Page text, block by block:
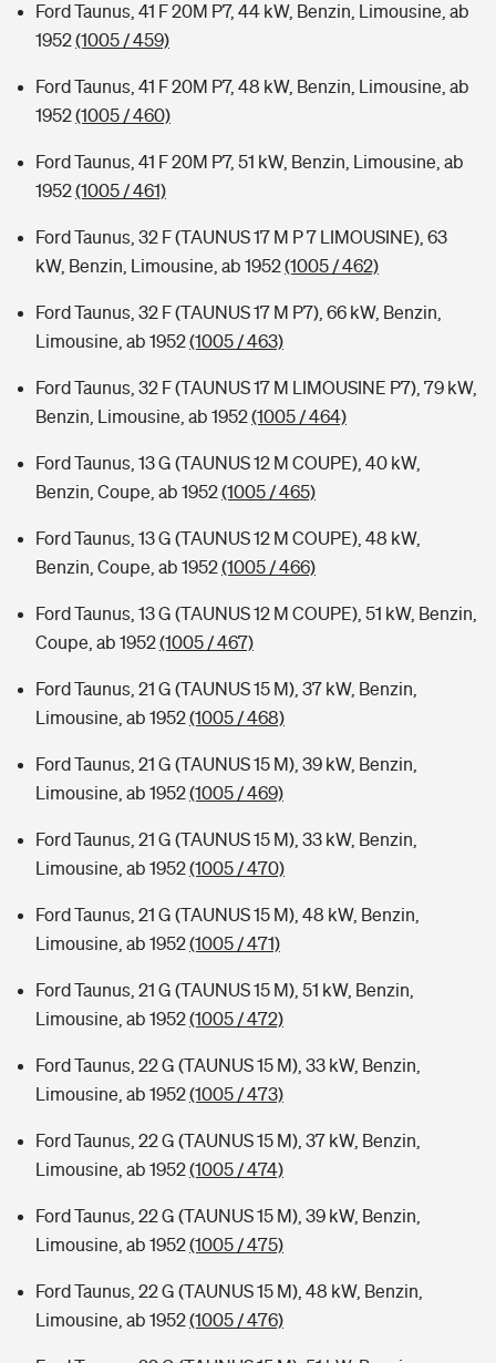
Ford Taunus, 41 F 20M P7, 44 kW, Benzin, Limousine, ab
1952(1005 / 459)
Ford Taunus, 41 F 20M P7, 48 kW, Benzin, Limousine, ab
1952(1005 / 460)
Ford Taunus, 41 F 20M P7, 51 kW, Benzin, Limousine, ab
1952(1005 / 461)
Ford Taunus, 32 F (TAUNUS 17 M P 7 LIMOUSINE), 63
kW, Benzin, Limousine, ab 1952(1005 / 462)
Ford Taunus, 32 F (TAUNUS 17 M P7), 66 kW, Benzin,
Limousine, ab 1952(1005 / 463)
Ford Taunus, 32 F (TAUNUS 17 M LIMOUSINE P7), 79 kW,
Benzin, Limousine, ab 1952(1005 / 464)
Ford Taunus, 13 G (TAUNUS 12 M COUPE), 40 kW,
Benzin, Coupe, ab 1952(1005 / 465)
Ford Taunus, 13 G (TAUNUS 12 M COUPE), 48 kW,
Benzin, Coupe, ab 1952(1005 / 466)
Ford Taunus, 13 G (TAUNUS 12 M COUPE), 51 kW, Benzin,
Coupe, ab 1952(1005 / 467)
Ford Taunus, 21 G (TAUNUS 15 M), 37 kW, Benzin,
Limousine, ab 1952(1005 / 468)
Ford Taunus, 21 G (TAUNUS 15 M), 39 kW, Benzin,
Limousine, ab 1952(1005 / 469)
Ford Taunus, 21 G (TAUNUS 15 M), 33 kW, Benzin,
Limousine, ab 1952(1005 / 470)
Ford Taunus, 21 G (TAUNUS 15 M), 48 kW, Benzin,
Limousine, ab 1952(1005 / 471)
Ford Taunus, 21 G (TAUNUS 15 M), 51 kW, Benzin,
Limousine, ab 1952(1005 / 472)
Ford Taunus, 22 G (TAUNUS 15 M), 33 kW, Benzin,
Limousine, ab 1952(1005 / 473)
Ford Taunus, 22 G (TAUNUS 15 M), 37 kW, Benzin,
Limousine, ab 1952(1005 / 474)
Ford Taunus, 22 G (TAUNUS 15 M), 39 kW, Benzin,
Limousine, ab 1952(1005 / 475)
Ford Taunus, 22 G (TAUNUS 15 M), 48 kW, Benzin,
Limousine, ab 1952(1005 / 476)